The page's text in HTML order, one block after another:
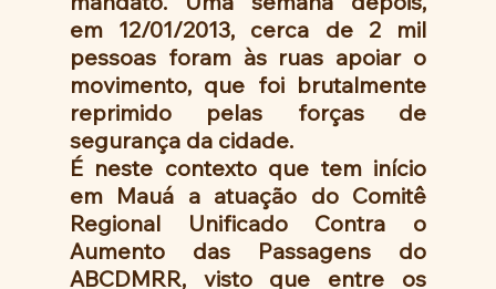
em 12/01/2013, cerca de 2 mil
pessoas foram às ruas apoiar o
movimento, que foi brutalmente
reprimido pelas forças de
segurança da cidade.
É neste contexto que tem início
em Mauá a atuação do Comitê
Regional Unificado Contra o
Aumento das Passagens do
ABCDMRR, visto que entre os